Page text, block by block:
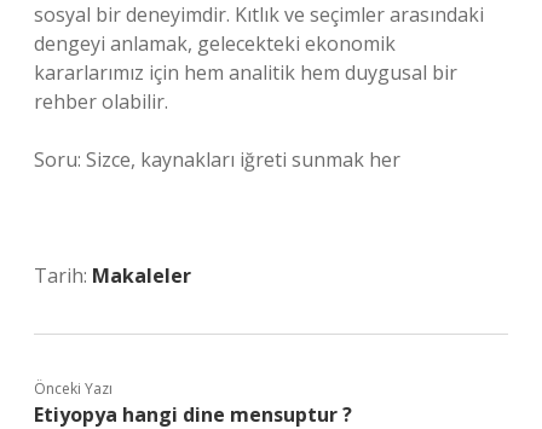
sosyal bir deneyimdir. Kıtlık ve seçimler arasındaki
dengeyi anlamak, gelecekteki ekonomik
kararlarımız için hem analitik hem duygusal bir
rehber olabilir.
Soru: Sizce, kaynakları iğreti sunmak her
Tarih: Makaleler
Önceki Yazı
Etiyopya hangi dine mensuptur ?